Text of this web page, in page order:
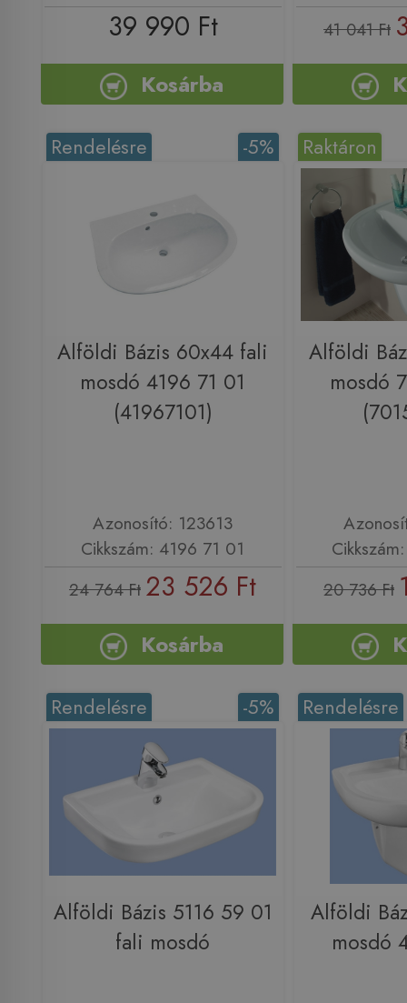
39 990 Ft
Kosárba
41 041 Ft
-5%
Rendelésre
Alföldi Bázis 60x44 fali
mosdó 4196 71 01
(41967101)
Azonosító: 123613
Cikkszám: 4196 71 01
24 764 Ft 23 526 Ft
Kosárba
Raktáron
Alföldi
mosdó
20 736 Ft
-5%
Rendelésre
Alföldi Bázis 5116 59 01
fali mosdó
Rendelésre
Alföldi
mosdó